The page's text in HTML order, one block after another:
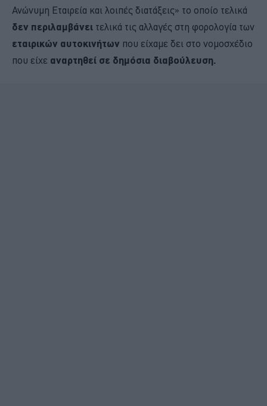
Ανώνυμη Εταιρεία και λοιπές διατάξεις» το οποίο τελικά
δεν περιλαμβάνει τελικά τις αλλαγές στη φορολογία των
εταιρικών αυτοκινήτων που είχαμε δει στο νομοσχέδιο
που είχε αναρτηθεί σε δημόσια διαβούλευση.